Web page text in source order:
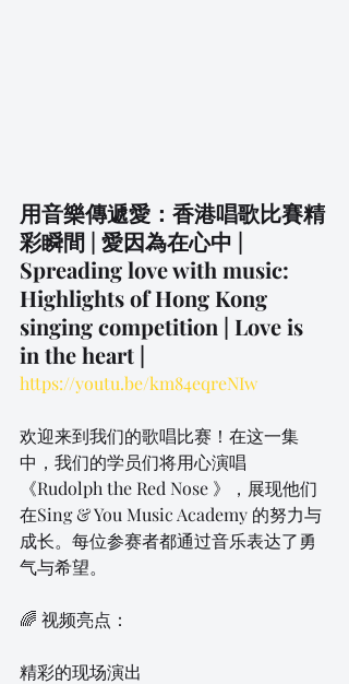
用音樂傳遞愛：香港唱歌比賽精
彩瞬間 | 愛因為在心中 |
Spreading love with music:
Highlights of Hong Kong
singing competition | Love is
in the heart |
https://youtu.be/km84eqreNIw
欢迎来到我们的歌唱比赛！在这一集
中，我们的学员们将用心演唱
《Rudolph the Red Nose 》，展现他们
在Sing & You Music Academy 的努力与
成长。每位参赛者都通过音乐表达了勇
气与希望。
🌈 视频亮点：
精彩的现场演出